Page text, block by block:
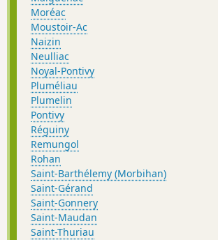
Moréac
Moustoir-Ac
Naizin
Neulliac
Noyal-Pontivy
Pluméliau
Plumelin
Pontivy
Réguiny
Remungol
Rohan
Saint-Barthélemy (Morbihan)
Saint-Gérand
Saint-Gonnery
Saint-Maudan
Saint-Thuriau